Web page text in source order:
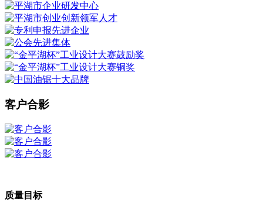
客户合影
质量目标